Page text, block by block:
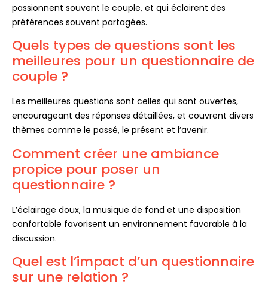
passionnent souvent le couple, et qui éclairent des
préférences souvent partagées.
Quels types de questions sont les
meilleures pour un questionnaire de
couple ?
Les meilleures questions sont celles qui sont ouvertes,
encourageant des réponses détaillées, et couvrent divers
thèmes comme le passé, le présent et l’avenir.
Comment créer une ambiance
propice pour poser un
questionnaire ?
L’éclairage doux, la musique de fond et une disposition
confortable favorisent un environnement favorable à la
discussion.
Quel est l’impact d’un questionnaire
sur une relation ?